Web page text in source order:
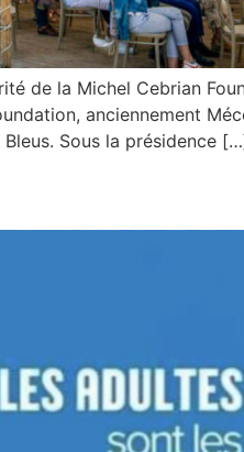
de la Michel Cebrian
anciennement
Sous la présidence